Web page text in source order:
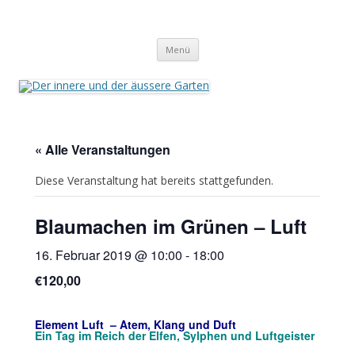
Menü Zum
springen
« Alle Veranstaltungen
Diese Veranstaltung hat bereits stattgefunden.
Blaumachen im Grünen – Luft
16. Februar 2019 @ 10:00 - 18:00
€120,00
Element Luft – Atem, Klang und Duft
Ein Tag im Reich der Elfen, Sylphen und Luftgeister